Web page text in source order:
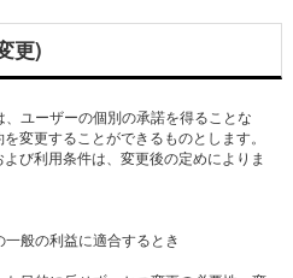
更)
ユーザーの個別の承諾を得ることな
変更することができるものとします。
び利用条件は、変更後の定めによりま
般の利益に適合するとき